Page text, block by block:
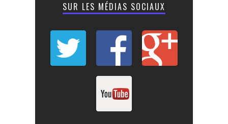
SUR LES MÉDIAS SOCIAUX